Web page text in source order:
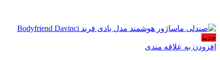
جدید
افزودن به علاقه مندی